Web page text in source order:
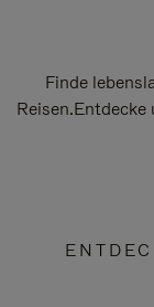
Finde
Reisen.Entdecke